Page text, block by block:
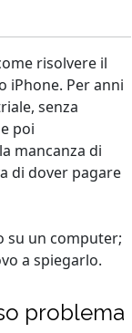
risolvere il
iPhone. Per anni
senza
poi
mancanza di
di dover pagare
su un computer;
a spiegarlo.
problema